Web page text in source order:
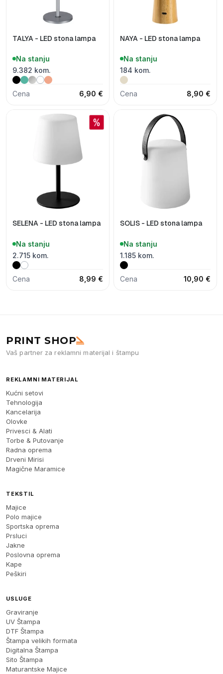
TALYA - LED stona lampa
Na stanju
9.382 kom.
Cena 6,90 €
NAYA - LED stona lampa
Na stanju
184 kom.
Cena 8,90 €
SELENA - LED stona lampa
Na stanju
2.715 kom.
Cena 8,99 €
SOLIS - LED stona lampa
Na stanju
1.185 kom.
Cena 10,90 €
PRINT SHOP
Vaš partner za reklamni materijal i štampu
REKLAMNI MATERIJAL
Kućni setovi
Tehnologija
Kancelarija
Olovke
Privesci & Alati
Torbe & Putovanje
Radna oprema
Drveni Mirisi
Magične Maramice
TEKSTIL
Majice
Polo majice
Sportska oprema
Prsluci
Jakne
Poslovna oprema
Kape
Peškiri
USLUGE
Graviranje
UV Štampa
DTF Štampa
Štampa velikih formata
Digitalna Štampa
Sito Štampa
Maturantske Majice